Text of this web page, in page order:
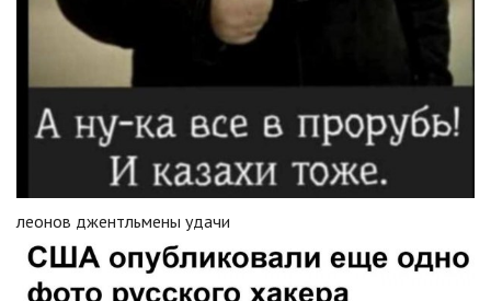
леонов джентльмены удачи